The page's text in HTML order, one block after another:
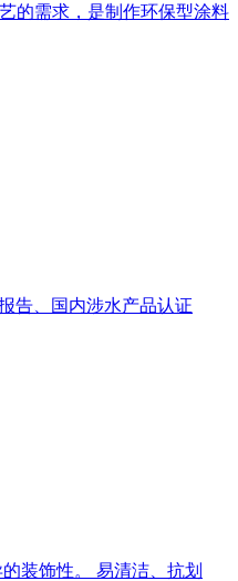
的需求，是制作环保型涂料
告、国内涉水产品认证
装饰性。 易清洁、抗划